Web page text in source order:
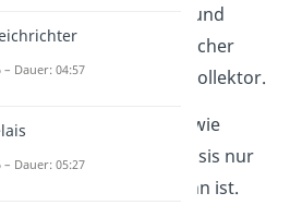
dünn. Aus diesem Grund
es die meisten Löcher
95%) weiter in den Kollektor.
dieser Stelle erkennst, wie
es war, dass die Basis nur
dotiert und sehr dünn ist.
– Dauer: 04:57
– Dauer: 05:27